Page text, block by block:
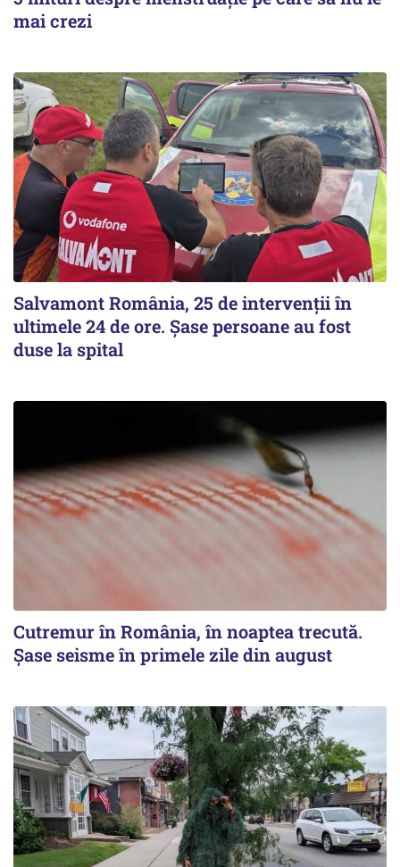
mai crezi
Salvamont România, 25 de intervenții în
ultimele 24 de ore. Șase persoane au fost
duse la spital
Cutremur în România, în noaptea trecută.
Șase seisme în primele zile din august